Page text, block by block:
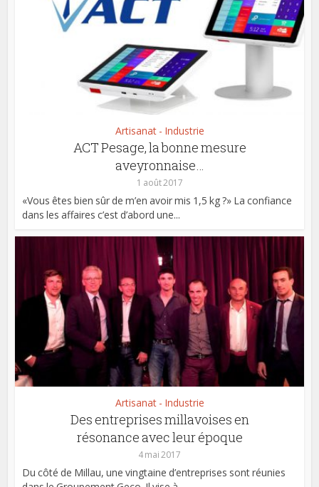
Artisanat - Industrie
ACT Pesage, la bonne mesure
aveyronnaise…
1 août 2017
«Vous êtes bien sûr de m’en avoir mis 1,5 kg ?» La confiance
dans les affaires c’est d’abord une...
Artisanat - Industrie
Des entreprises millavoises en
résonance avec leur époque
4 mai 2017
Du côté de Millau, une vingtaine d’entreprises sont réunies